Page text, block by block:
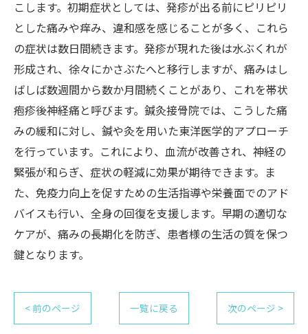
こします。初期症状としては、発疹が出る前にピリピリ
とした痛みや痒み、違和感を感じることが多く、これら
の症状は数日間続きます。発疹が現れた後は水ぶくれが
形成され、徐々にかさぶたへと移行しますが、痛みはし
ばしば数週間から数か月間続くことがあり、これを帯状
疱疹後神経痛と呼びます。鍼灸接骨院では、こうした痛
みの緩和に対し、鍼や灸を用いた東洋医学的アプローチ
を行っています。これにより、血流が改善され、神経の
緊張が和らぎ、症状の軽減に効果が期待できます。ま
た、免疫力向上を促すための生活指導や栄養面でのアド
バイスも行い、全身の回復を支援します。早期の適切な
ケアが、痛みの長期化を防ぎ、患者様の生活の質を保つ
鍵となります。
< 前のページ 一覧に戻る 次のページ >